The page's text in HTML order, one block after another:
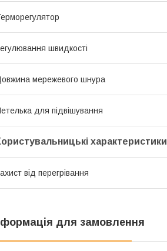
швидкості
мережевого шнура
для підвішування
характеристики
від перегрівання
для замовлення